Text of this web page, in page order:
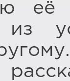
её
из